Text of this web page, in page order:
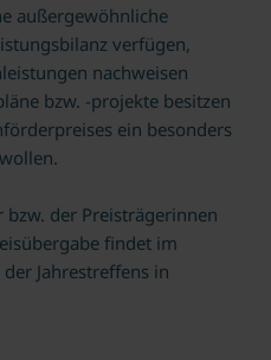
außergewöhnliche
verfügen,
nachweisen
bzw. -projekte besitzen
ein besonders
der Preisträgerinnen
findet im
Jahrestreffens in